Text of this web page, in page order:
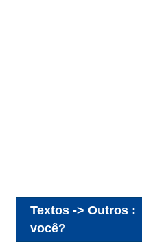
Textos -> Outros :
você?